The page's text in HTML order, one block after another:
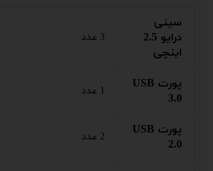
سینی
درایو 2.5
اینچی
3 عدد
پورت USB
3.0
1 عدد
پورت USB
2.0
2 عدد